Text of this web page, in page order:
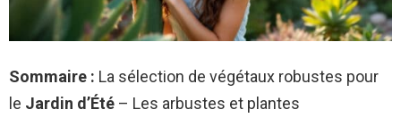
Sommaire : La sélection de végétaux robustes pour
le Jardin d’Été – Les arbustes et plantes